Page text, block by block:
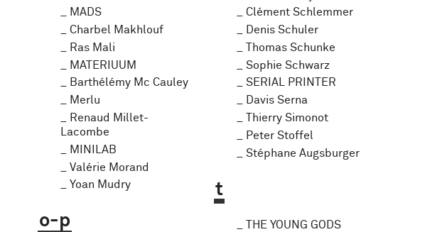
MADS
Charbel Makhlouf
Ras Mali
MATERIUUM
Barthélémy Mc Cauley
Merlu
Renaud Millet-
Lacombe
MINILAB
Valérie Morand
Yoan Mudry
o-p
Clément Schlemmer
Denis Schuler
Thomas Schunke
Sophie Schwarz
SERIAL PRINTER
Davis Serna
Thierry Simonot
Peter Stoffel
Stéphane Augsburger
t
THE YOUNG GODS